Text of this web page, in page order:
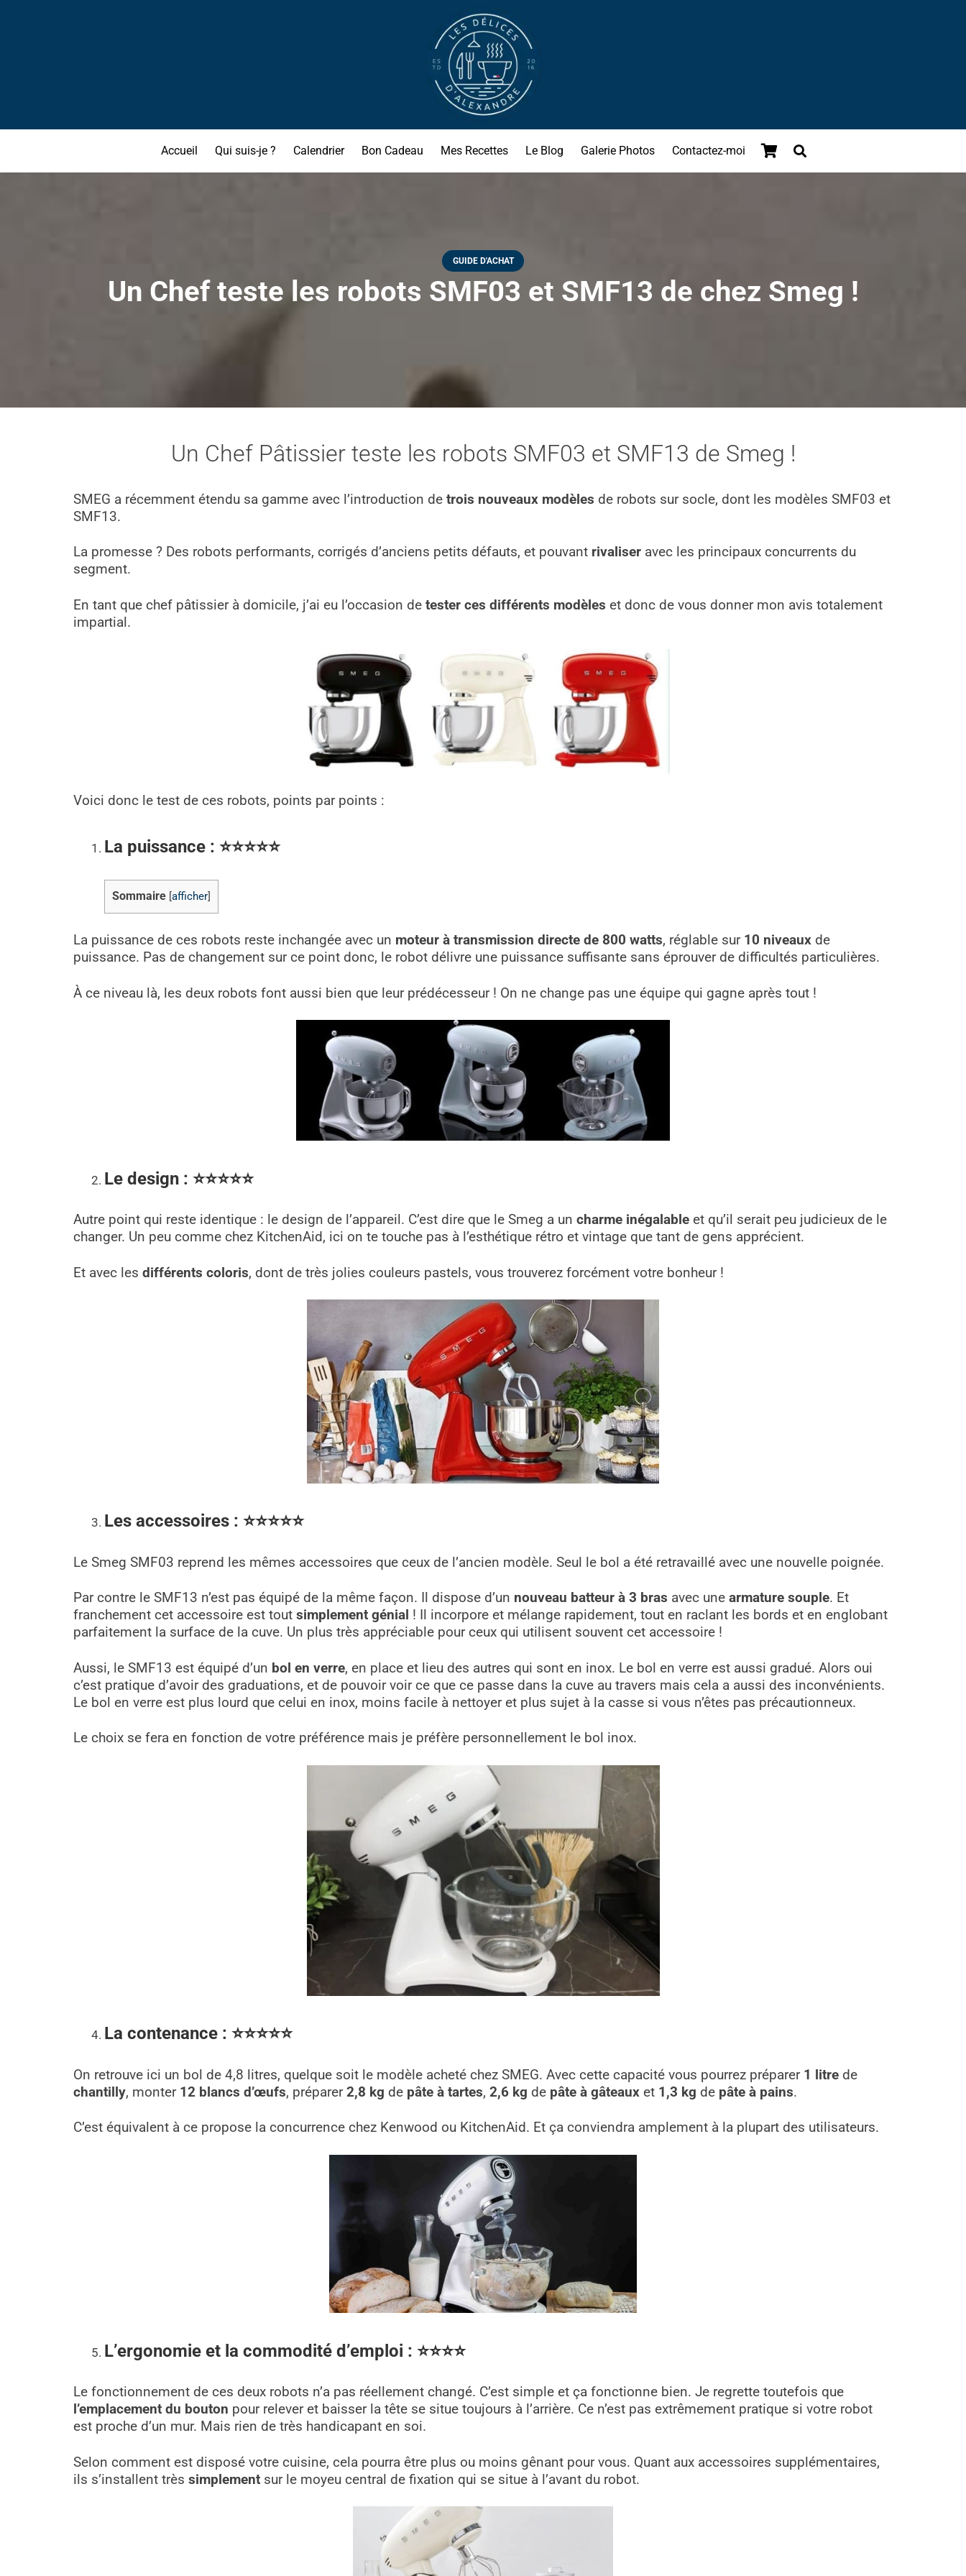
Accueil Qui suis-je ? Calendrier Bon Cadeau Mes Recettes Le Blog Galerie Photos Contactez-moi
GUIDE D'ACHAT
Un Chef teste les robots SMF03 et SMF13 de chez Smeg !
Un Chef Pâtissier teste les robots SMF03 et SMF13 de Smeg !
SMEG a récemment étendu sa gamme avec l’introduction de trois nouveaux modèles de robots sur socle, dont les modèles SMF03 et
SMF13.
La promesse ? Des robots performants, corrigés d’anciens petits défauts, et pouvant rivaliser avec les principaux concurrents du
segment.
En tant que chef pâtissier à domicile, j’ai eu l’occasion de tester ces différents modèles et donc de vous donner mon avis totalement
impartial.
Voici donc le test de ces robots, points par points :
La puissance : ⭐⭐⭐⭐⭐
Sommaire afficher]
La puissance de ces robots reste inchangée avec un moteur à transmission directe de 800 watts, réglable sur 10 niveaux de
puissance. Pas de changement sur ce point donc, le robot délivre une puissance suffisante sans éprouver de difficultés particulières.
À ce niveau là, les deux robots font aussi bien que leur prédécesseur ! On ne change pas une équipe qui gagne après tout !
Le design : ⭐⭐⭐⭐⭐
Autre point qui reste identique : le design de l’appareil. C’est dire que le Smeg a un charme inégalable et qu’il serait peu judicieux de le
changer. Un peu comme chez KitchenAid, ici on te touche pas à l’esthétique rétro et vintage que tant de gens apprécient.
Et avec les différents coloris, dont de très jolies couleurs pastels, vous trouverez forcément votre bonheur !
Les accessoires : ⭐⭐⭐⭐⭐
Le Smeg SMF03 reprend les mêmes accessoires que ceux de l’ancien modèle. Seul le bol a été retravaillé avec une nouvelle poignée.
Par contre le SMF13 n’est pas équipé de la même façon. Il dispose d’un nouveau batteur à 3 bras avec une armature souple. Et
franchement cet accessoire est tout simplement génial ! Il incorpore et mélange rapidement, tout en raclant les bords et en englobant
parfaitement la surface de la cuve. Un plus très appréciable pour ceux qui utilisent souvent cet accessoire !
Aussi, le SMF13 est équipé d’un bol en verre, en place et lieu des autres qui sont en inox. Le bol en verre est aussi gradué. Alors oui
c’est pratique d’avoir des graduations, et de pouvoir voir ce que ce passe dans la cuve au travers mais cela a aussi des inconvénients.
Le bol en verre est plus lourd que celui en inox, moins facile à nettoyer et plus sujet à la casse si vous n’êtes pas précautionneux.
Le choix se fera en fonction de votre préférence mais je préfère personnellement le bol inox.
La contenance : ⭐⭐⭐⭐⭐
On retrouve ici un bol de 4,8 litres, quelque soit le modèle acheté chez SMEG. Avec cette capacité vous pourrez préparer 1 litre de
chantilly, monter 12 blancs d’œufs, préparer2,8 kg de pâte à tartes, 2,6 kg de pâte à gâteaux et 1,3 kg de pâte à pains.
C’est équivalent à ce propose la concurrence chez Kenwood ou KitchenAid. Et ça conviendra amplement à la plupart des utilisateurs.
L’ergonomie et la commodité d’emploi : ⭐⭐⭐⭐
Le fonctionnement de ces deux robots n’a pas réellement changé. C’est simple et ça fonctionne bien. Je regrette toutefois que
l’emplacement du bouton pour relever et baisser la tête se situe toujours à l’arrière. Ce n’est pas extrêmement pratique si votre robot
est proche d’un mur. Mais rien de très handicapant en soi.
Selon comment est disposé votre cuisine, cela pourra être plus ou moins gênant pour vous. Quant aux accessoires supplémentaires,
ils s’installent très simplement sur le moyeu central de fixation qui se situe à l’avant du robot.